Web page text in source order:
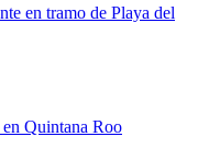
en tramo de Playa del
en Quintana Roo